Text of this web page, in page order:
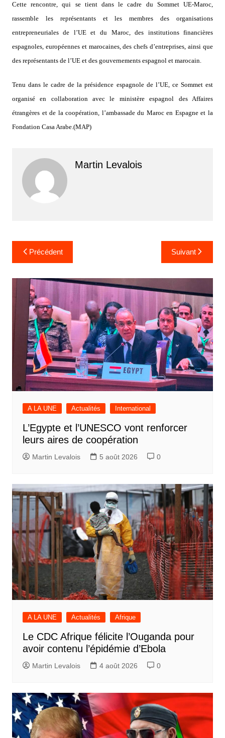
Cette rencontre, qui se tient dans le cadre du Sommet UE-Maroc,
rassemble les représentants et les membres des organisations
entrepreneuriales de l’UE et du Maroc, des institutions financières
espagnoles, européennes et marocaines, des chefs d’entreprises, ainsi que
des représentants de l’UE et des gouvernements espagnol et marocain.
Tenu dans le cadre de la présidence espagnole de l’UE, ce Sommet est
organisé en collaboration avec le ministère espagnol des Affaires
étrangères et de la coopération, l’ambassade du Maroc en Espagne et la
Fondation Casa Arabe.(MAP)
Martin Levalois
Navigation
de
l’article
Précédent Suivant
A LA UNE Actualités International
L’Egypte et l’UNESCO vont renforcer
leurs aires de coopération
Martin Levalois 5 août 2026 0
A LA UNE Actualités Afrique
Le CDC Afrique félicite l’Ouganda pour
avoir contenu l’épidémie d’Ebola
Martin Levalois 4 août 2026 0